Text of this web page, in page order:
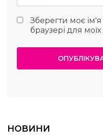
Зберегти моє
браузері для
НОВИНИ